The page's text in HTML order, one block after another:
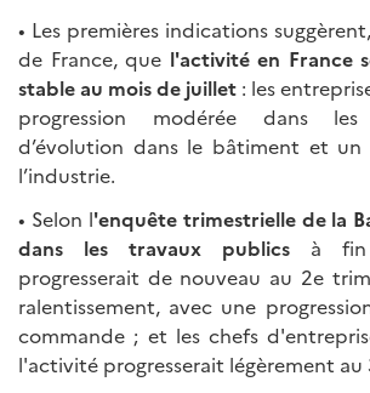
• Les premières indications
de France, que l'activité en France
stable au mois de juillet : les
progression modérée dans
d’évolution dans le bâtiment et un
l’industrie.
• Selon l'enquête trimestrielle de la
dans les travaux publics à fin
progresserait de nouveau au 2e
ralentissement, avec une
commande ; et les chefs
l'activité progresserait légèrement au